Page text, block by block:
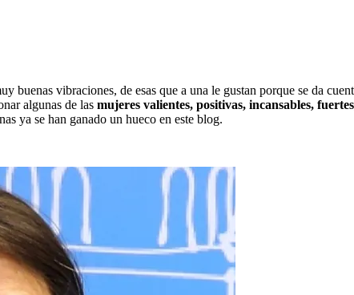
buenas vibraciones, de esas que a una le gustan porque se da
algunas de las mujeres valientes, positivas, incansables,
ya se han ganado un hueco en este blog.